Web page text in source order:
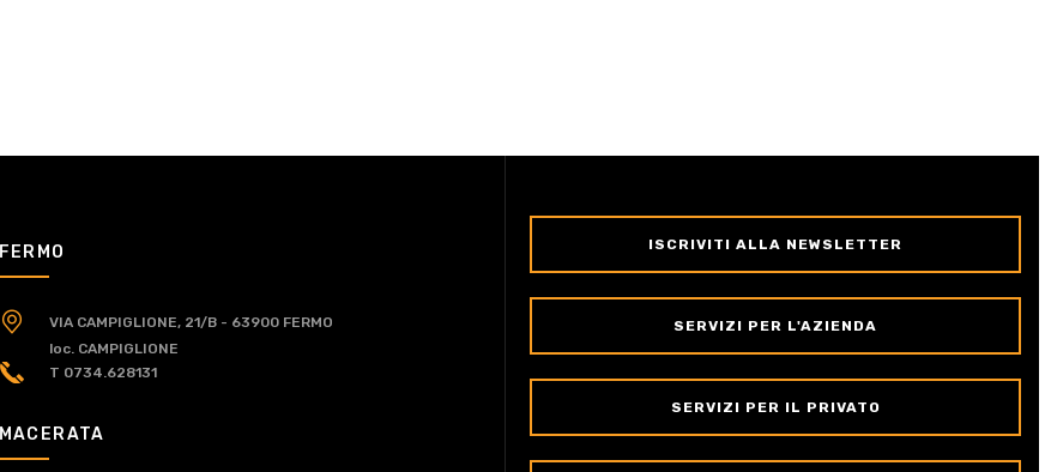
FERMO
VIA CAMPIGLIONE, 21/B - 63900 FERMO
loc. CAMPIGLIONE
T 0734.628131
MACERATA
ISCRIVITI ALLA NEWSLETTER
SERVIZI PER L'AZIENDA
SERVIZI PER IL PRIVATO